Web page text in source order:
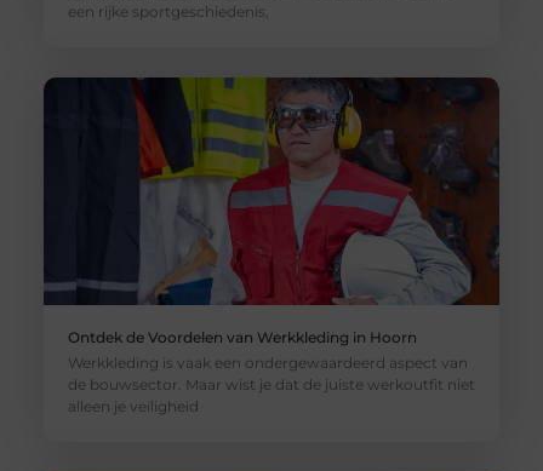
een rijke sportgeschiedenis,
Ontdek de Voordelen van Werkkleding in Hoorn
Werkkleding is vaak een ondergewaardeerd aspect van
de bouwsector. Maar wist je dat de juiste werkoutfit niet
alleen je veiligheid